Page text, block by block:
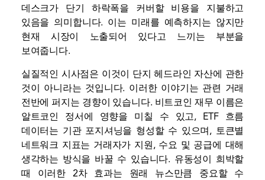
데스크가 단기 하락폭을 커버할 비용을 지불하고
있음을 의미합니다. 이는 미래를 예측하지는 않지만
현재 시장이 노출되어 있다고 느끼는 부분을
보여줍니다.
실질적인 시사점은 이것이 단지 헤드라인 자산에 관한
것이 아니라는 것입니다. 이러한 이야기는 관련 거래
전반에 퍼지는 경향이 있습니다. 비트코인 ​​재무 이름은
알트코인 정서에 영향을 미칠 수 있고, ETF 흐름
데이터는 기관 포지셔닝을 형성할 수 있으며, 토큰별
네트워크 지표는 거래자가 지원, 수요 및 공급에 대해
생각하는 방식을 바꿀 수 있습니다. 유동성이 희박할
때 이러한 2차 효과는 원래 뉴스만큼 중요할 수